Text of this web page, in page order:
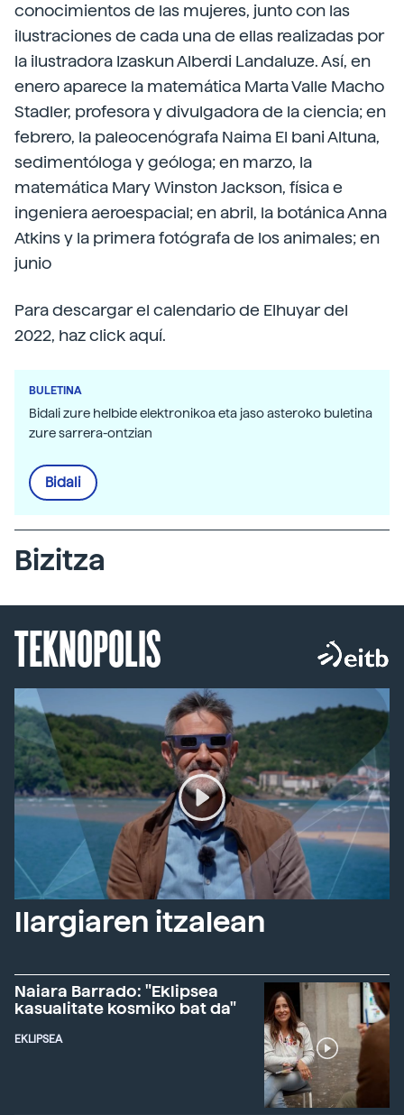
conocimientos de las mujeres, junto con las
ilustraciones de cada una de ellas realizadas por
la ilustradora Izaskun Alberdi Landaluze. Así, en
enero aparece la matemática Marta Valle Macho
Stadler, profesora y divulgadora de la ciencia; en
febrero, la paleocenógrafa Naima El bani Altuna,
sedimentóloga y geóloga; en marzo, la
matemática Mary Winston Jackson, física e
ingeniera aeroespacial; en abril, la botánica Anna
Atkins y la primera fotógrafa de los animales; en
junio
Para descargar el calendario de Elhuyar del
2022, haz click aquí.
BULETINA
Bidali zure helbide elektronikoa eta jaso asteroko buletina
zure sarrera-ontzian
Bidali
Bizitza
TEKNOPOLIS
Ilargiaren itzalean
Naiara Barrado: "Eklipsea
kasualitate kosmiko bat da"
EKLIPSEA